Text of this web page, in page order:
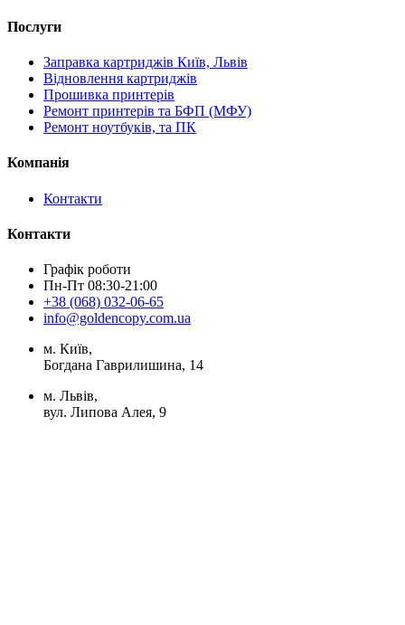
Послуги
Заправка картриджів Київ, Львів
Відновлення картриджів
Прошивка принтерів
Ремонт принтерів та БФП (МФУ)
Ремонт ноутбуків, та ПК
Компанія
Контакти
Контакти
Графік роботи
Пн-Пт 08:30-21:00
+38 (068) 032-06-65
info@goldencopy.com.ua
м. Київ,
Богдана Гаврилишина, 14
м. Львів,
вул. Липова Алея, 9